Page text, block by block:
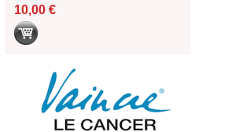
10,00 €